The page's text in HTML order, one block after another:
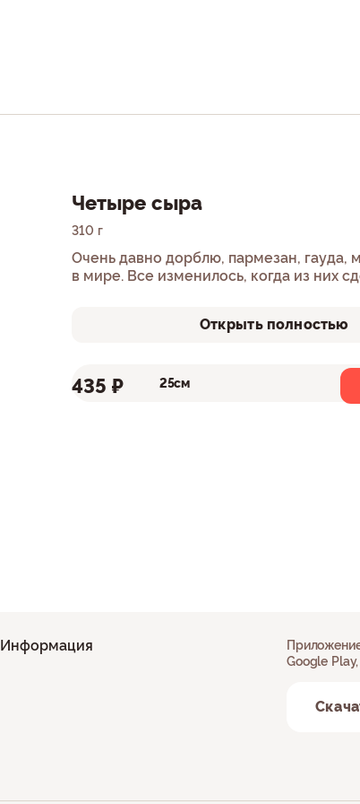
Четыре сыра
310 г
Очень давно дорблю, пармезан, гауда,
в мире. Все изменилось, когда из них
Открыть полностью
25см
435 ₽
Информация
Google